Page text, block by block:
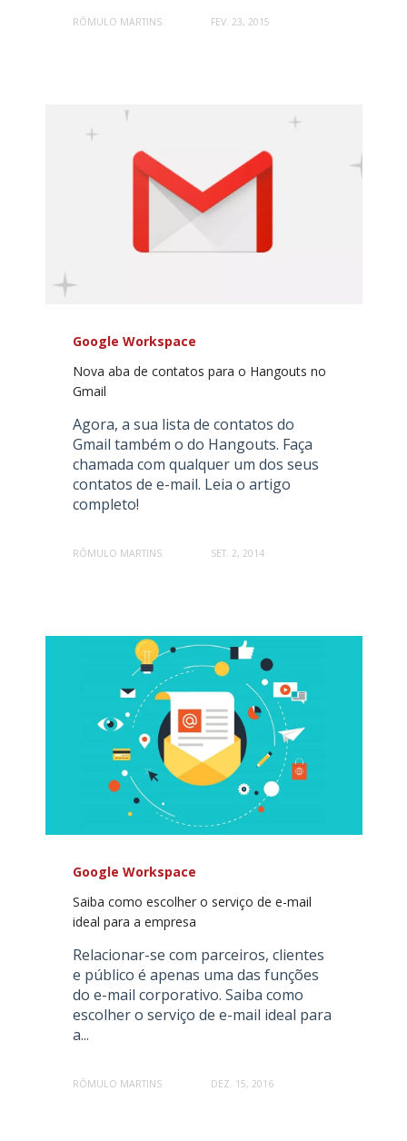
RÔMULO MARTINS FEV. 23, 2015
Google Workspace
Nova aba de contatos para o Hangouts no
Gmail
Agora, a sua lista de contatos do
Gmail também o do Hangouts. Faça
chamada com qualquer um dos seus
contatos de e-mail. Leia o artigo
completo!
RÔMULO MARTINS SET. 2, 2014
Google Workspace
Saiba como escolher o serviço de e-mail
ideal para a empresa
Relacionar-se com parceiros, clientes
e público é apenas uma das funções
do e-mail corporativo. Saiba como
escolher o serviço de e-mail ideal para
a...
RÔMULO MARTINS DEZ. 15, 2016